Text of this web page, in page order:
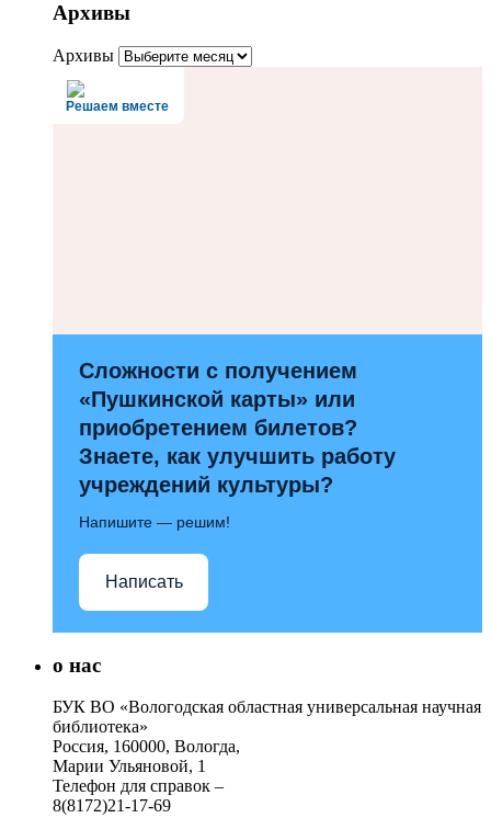
Архивы
Архивы
Решаем вместе
Сложности с получением
«Пушкинской карты» или
приобретением билетов?
Знаете, как улучшить работу
учреждений культуры?
Напишите — решим!
Написать
о нас
БУК ВО «Вологодская областная универсальная научная
библиотека»
Россия, 160000, Вологда,
Марии Ульяновой, 1
Телефон для справок –
8(8172)21-17-69